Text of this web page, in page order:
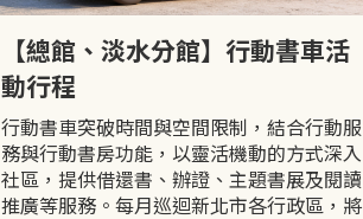
【總館、淡水分館】行動書車活
動行程
行動書車突破時間與空間限制，結合行動服
務與行動書房功能，以靈活機動的方式深入
社區，提供借還書、辦證、主題書展及閱讀
推廣等服務。每月巡迴新北市各行政區，將